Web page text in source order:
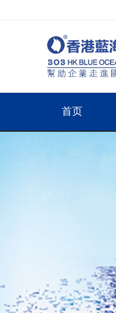
首页